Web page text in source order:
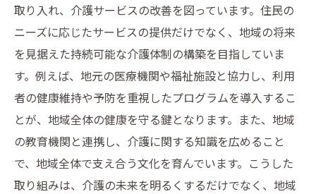
取り入れ、介護サービスの改善を図っています。住民の
ニーズに応じたサービスの提供だけでなく、地域の将来
を見据えた持続可能な介護体制の構築を目指していま
す。例えば、地元の医療機関や福祉施設と協力し、利用
者の健康維持や予防を重視したプログラムを導入するこ
とが、地域全体の健康を守る鍵となります。また、地域
の教育機関と連携し、介護に関する知識を広めること
で、地域全体で支え合う文化を育んでいます。こうした
取り組みは、介護の未来を明るくするだけでなく、地域